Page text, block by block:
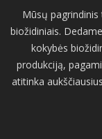
Mūsų
biožidiniais.
kokybės
produkciją,
atitinka